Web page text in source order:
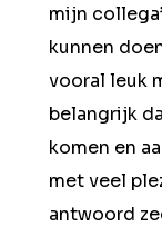
mijn
kunnen
vooral leuk
belangrijk
komen en
met veel
antwoord